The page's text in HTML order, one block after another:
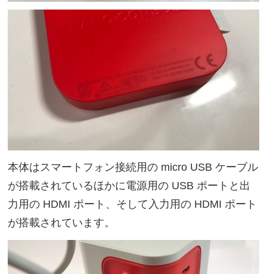
本体はスマートフォン接続用の micro USB ケーブル
が搭載されているほかに電源用の USB ポートと出
力用の HDMI ポート、そして入力用の HDMI ポート
が搭載されています。